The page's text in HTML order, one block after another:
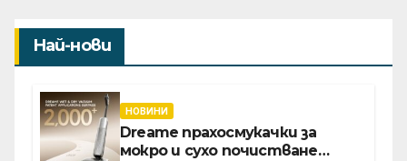
Най-нови
НОВИНИ
Dreame прахосмукачки за
мокро и сухо почистване